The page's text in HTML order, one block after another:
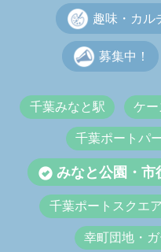
趣味・カル
募集中！
千葉みなと駅 ケ
千葉ポートパ
みなと公園・市
千葉ポートスクエ
幸町団地・